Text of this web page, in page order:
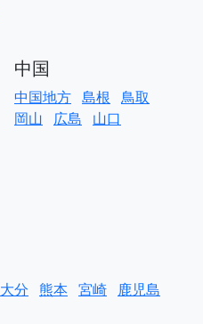
中国
中国地方 島根 鳥取
岡山
広島 山口
大分 熊本 宮崎
鹿児島